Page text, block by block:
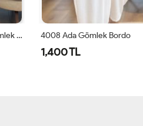
24550 Taş Lale İşlemeli Kolu Manşetli Gömlek Leylak 4008 Ada Gömlek Bordo
1,400 TL